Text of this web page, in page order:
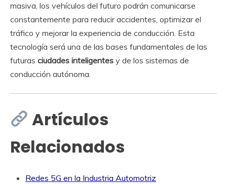
masiva, los vehículos del futuro podrán comunicarse
constantemente para reducir accidentes, optimizar el
tráfico y mejorar la experiencia de conducción. Esta
tecnología será una de las bases fundamentales de las
futuras ciudades inteligentes y de los sistemas de
conducción autónoma.
Artículos
Relacionados
Redes 5G en la Industria Automotriz